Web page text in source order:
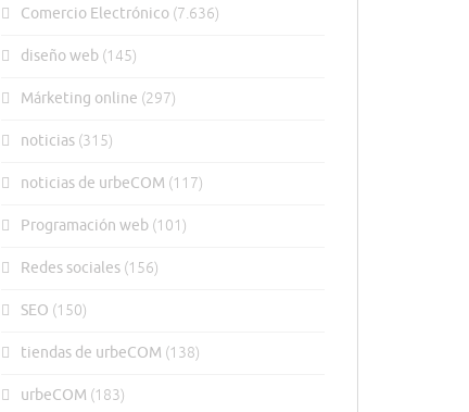
Comercio Electrónico (7.636)
diseño web (145)
Márketing online (297)
noticias (315)
noticias de urbeCOM (117)
Programación web (101)
Redes sociales (156)
SEO (150)
tiendas de urbeCOM (138)
urbeCOM (183)